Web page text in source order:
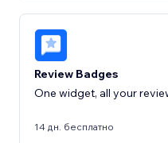
Review Badges
One widget, all your
14 дн. бесплатно